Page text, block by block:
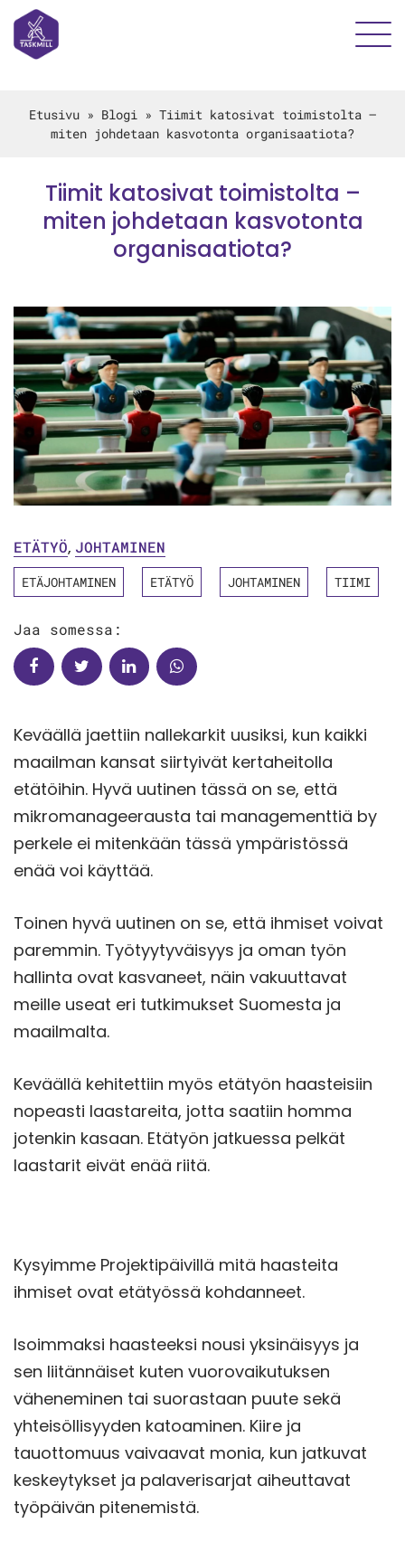
Etusivu » Blogi » Tiimit katosivat toimistolta –
miten johdetaan kasvotonta organisaatiota?
Tiimit katosivat toimistolta –
miten johdetaan kasvotonta
organisaatiota?
ETÄTYÖ, JOHTAMINEN
ETÄJOHTAMINEN ETÄTYÖ JOHTAMINEN TIIMI
Jaa somessa:
Keväällä jaettiin nallekarkit uusiksi, kun kaikki
maailman kansat siirtyivät kertaheitolla
etätöihin. Hyvä uutinen tässä on se, että
mikromanageerausta tai managementtiä by
perkele ei mitenkään tässä ympäristössä
enää voi käyttää.
Toinen hyvä uutinen on se, että ihmiset voivat
paremmin. Työtyytyväisyys ja oman työn
hallinta ovat kasvaneet, näin vakuuttavat
meille useat eri tutkimukset Suomesta ja
maailmalta.
Keväällä kehitettiin myös etätyön haasteisiin
nopeasti laastareita, jotta saatiin homma
jotenkin kasaan. Etätyön jatkuessa pelkät
laastarit eivät enää riitä.
Kysyimme Projektipäivillä mitä haasteita
ihmiset ovat etätyössä kohdanneet.
Isoimmaksi haasteeksi nousi yksinäisyys ja
sen liitännäiset kuten vuorovaikutuksen
väheneminen tai suorastaan puute sekä
yhteisöllisyyden katoaminen. Kiire ja
tauottomuus vaivaavat monia, kun jatkuvat
keskeytykset ja palaverisarjat aiheuttavat
työpäivän pitenemistä.